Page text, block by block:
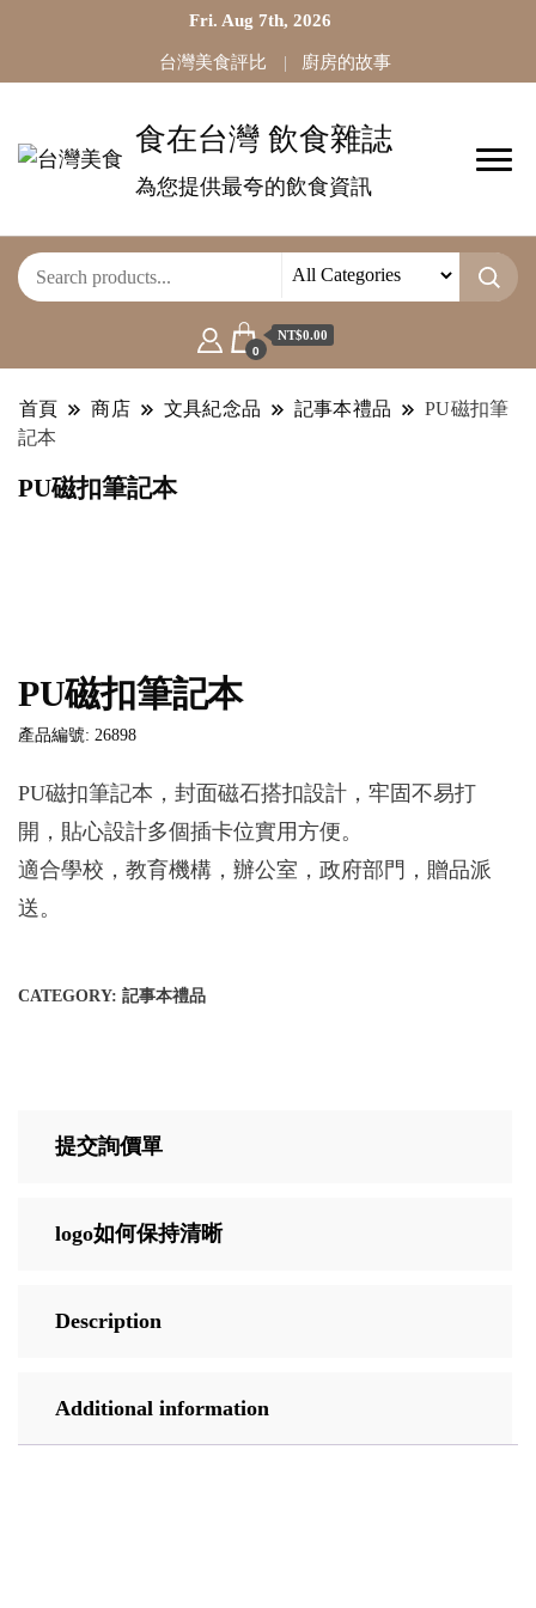
Fri. Aug 7th, 2026
台灣美食評比 廚房的故事
食在台灣 飲食雜誌
為您提供最夸的飲食資訊
0
NT$0.00
首頁 商店 文具紀念品 記事本禮品
PU磁扣筆
記本
PU磁扣筆記本
PU磁扣筆記本
產品編號: 26898
PU磁扣筆記本，封面磁石搭扣設計，牢固不易打
開，貼心設計多個插卡位實用方便。
適合學校，教育機構，辦公室，政府部門，贈品派
送。
CATEGORY: 記事本禮品
提交詢價單
logo如何保持清晰
Description
Additional information